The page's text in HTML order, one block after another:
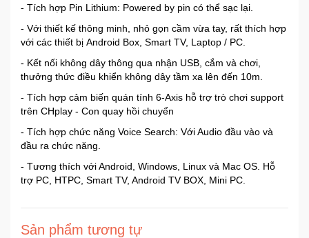
Giải
pháp
Voucher
- Tích hợp Pin Lithium: Powered by pin có thể sạc lại.
- Với thiết kế thông minh, nhỏ gọn cầm vừa tay, rất thích hợp
với các thiết bị Android Box, Smart TV, Laptop / PC.
- Kết nối không dây thông qua nhận USB, cắm và chơi,
thưởng thức điều khiển không dây tầm xa lên đến 10m.
- Tích hợp cảm biến quán tính 6-Axis hỗ trợ trò chơi support
trên CHplay - Con quay hồi chuyển
- Tích hợp chức năng Voice Search: Với Audio đầu vào và
đầu ra chức năng.
- Tương thích với Android, Windows, Linux và Mac OS. Hỗ
trợ PC, HTPC, Smart TV, Android TV BOX, Mini PC.
Sản phẩm tương tự